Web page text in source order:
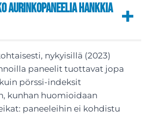
aurinkopaneelia hankkia
nykyisillä (2023)
paneelit tuottavat jopa
pörssi-indeksit
kunhan huomioidaan
paneeleihin ei kohdistu